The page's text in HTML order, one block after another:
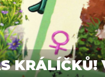
KRÁLÍČKŮ!